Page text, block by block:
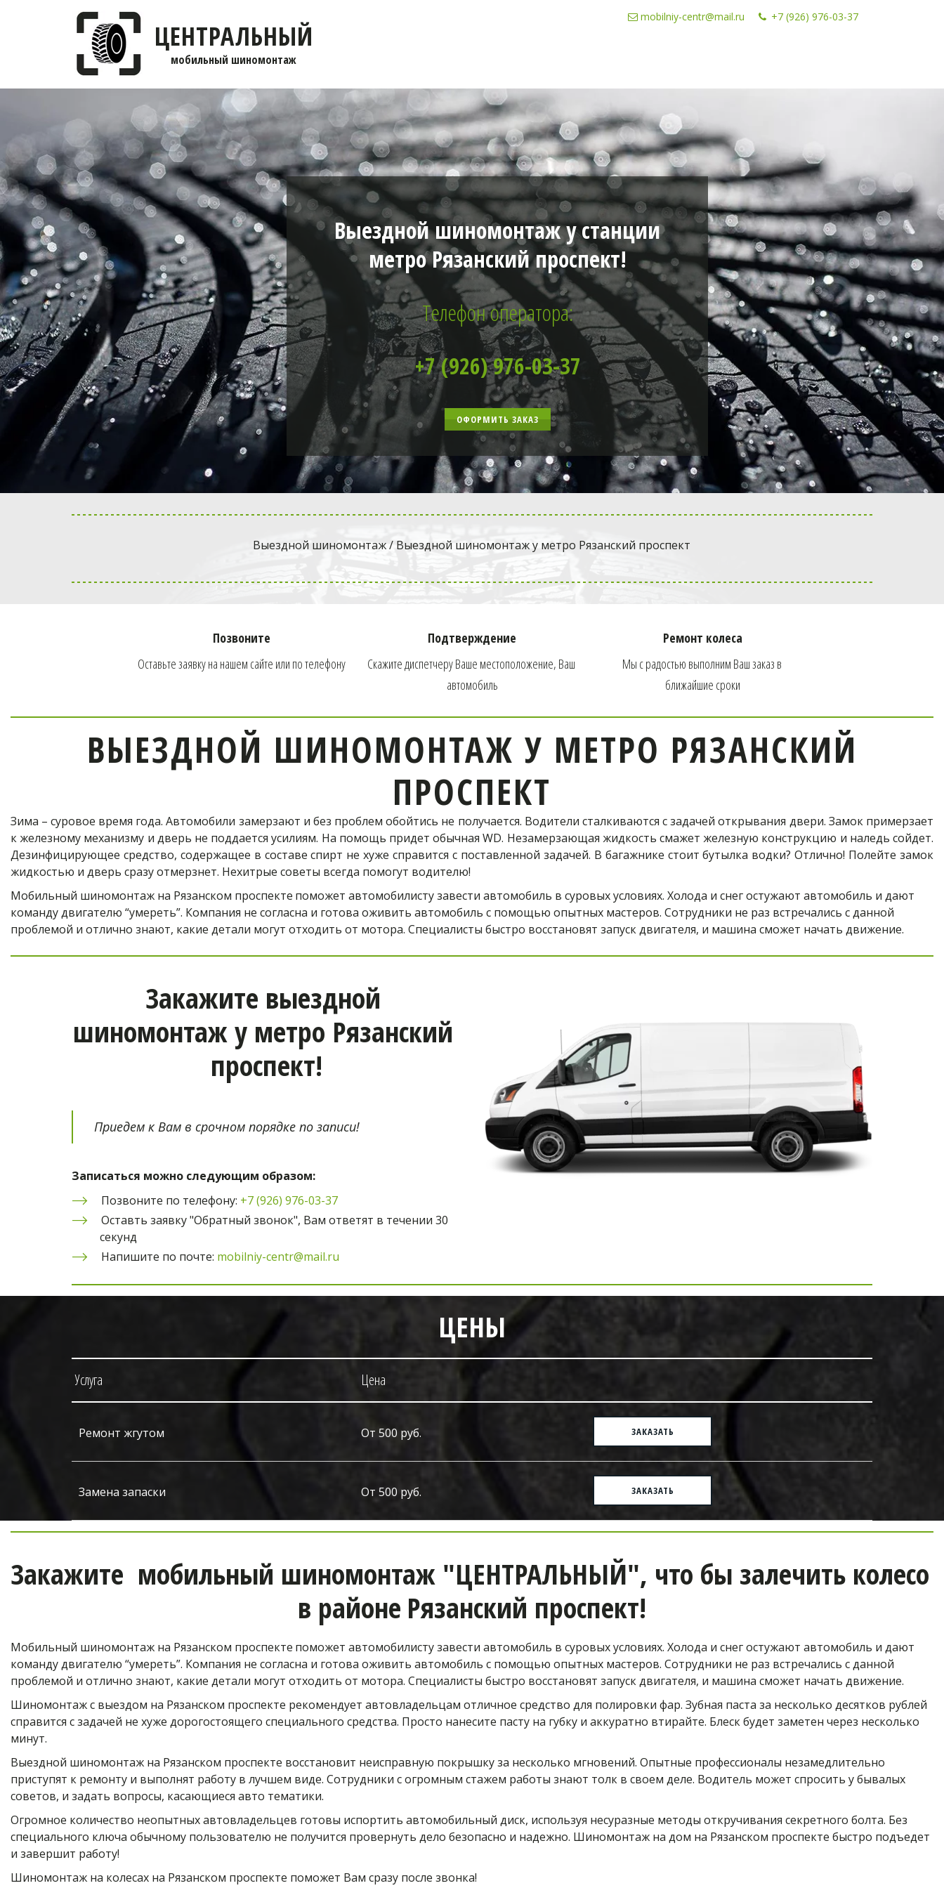
ЦЕНТРАЛЬНЫЙ
мобильны­­й шиномонтаж
+7 (926) 976-03-37
mobilniy-centr@mail.ru
Выездной шиномонтаж у станции
метро Рязанский проспект!
Телефон оператора:
+7 (926) 976-03-37
ОФОРМИТЬ ЗАКАЗ
Мобильный шиномонтаж к метро
Рязанский проспект!
Телефон оператора:
+7 (926) 976-03-37
ОФОРМИТЬ ЗАКАЗ
Выездной шиномонтаж / Выездной шиномонтаж у метро Рязанский проспект
Позвоните
Оставьте заявку на нашем сайте или по телефону
Подтверждение
Скажите диспетчеру Ваше местоположение, Ваш
автомобиль
Ремонт колеса
Мы с радостью выполним Ваш заказ в
ближайшие сроки
ВЫЕЗДНОЙ ШИНОМОНТАЖ У МЕТРО РЯЗАНСКИЙ
ПРОСПЕКТ
Зима – суровое время года. Автомобили замерзают и без проблем обойтись не получается. Водители сталкиваются с задачей открывания двери. Замок примерзает
к железному механизму и дверь не поддается усилиям. На помощь придет обычная WD. Незамерзающая жидкость смажет железную конструкцию и наледь сойдет.
Дезинфицирующее средство, содержащее в составе спирт не хуже справится с поставленной задачей. В багажнике стоит бутылка водки? Отлично! Полейте замок
жидкостью и дверь сразу отмерзнет. Нехитрые советы всегда помогут водителю!
Мобильный шиномонтаж на Рязанском проспекте поможет автомобилисту завести автомобиль в суровых условиях. Холода и снег остужают автомобиль и дают
команду двигателю “умереть”. Компания не согласна и готова оживить автомобиль с помощью опытных мастеров. Сотрудники не раз встречались с данной
проблемой и отлично знают, какие детали могут отходить от мотора. Специалисты быстро восстановят запуск двигателя, и машина сможет начать движение.
Закажите выездной
шиномонтаж у метро Рязанский
проспект!
Приедем к Вам в срочном порядке по записи!
Записаться можно следующим образом:
Позвоните по телефону: +7 (926) 976-03-37
Оставть заявку "Обратный звонок", Вам ответят в течении 30
секунд
Напишите по почте: mobilniy-centr@mail.ru
ЦЕНЫ
Услуга Цена
Ремонт жгутом От 500 руб. ЗАКАЗАТЬ
Замена запаски От 500 руб. ЗАКАЗАТЬ
Закажите  мобильный шиномонтаж "ЦЕНТРАЛЬНЫЙ", что бы залечить колесо
в районе Рязанский проспект!
Мобильный шиномонтаж на Рязанском проспекте поможет автомобилисту завести автомобиль в суровых условиях. Холода и снег остужают автомобиль и дают
команду двигателю “умереть”. Компания не согласна и готова оживить автомобиль с помощью опытных мастеров. Сотрудники не раз встречались с данной
проблемой и отлично знают, какие детали могут отходить от мотора. Специалисты быстро восстановят запуск двигателя, и машина сможет начать движение.
Шиномонтаж с выездом на Рязанском проспекте рекомендует автовладельцам отличное средство для полировки фар. Зубная паста за несколько десятков рублей
справится с задачей не хуже дорогостоящего специального средства. Просто нанесите пасту на губку и аккуратно втирайте. Блеск будет заметен через несколько
минут.
Выездной шиномонтаж на Рязанском проспекте восстановит неисправную покрышку за несколько мгновений. Опытные профессионалы незамедлительно
приступят к ремонту и выполнят работу в лучшем виде. Сотрудники с огромным стажем работы знают толк в своем деле. Водитель может спросить у бывалых
советов, и задать вопросы, касающиеся авто тематики.
Огромное количество неопытных автовладельцев готовы испортить автомобильный диск, используя несуразные методы откручивания секретного болта. Без
специального ключа обычному пользователю не получится провернуть дело безопасно и надежно. Шиномонтаж на дом на Рязанском проспекте быстро подъедет
и завершит работу!
Шиномонтаж на колесах на Рязанском проспекте поможет Вам сразу после звонка!